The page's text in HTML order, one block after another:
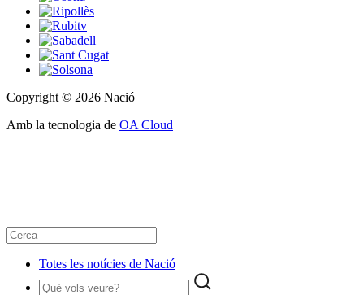
Copyright © 2026 Nació
Amb la tecnologia de OA Cloud
Totes les notícies de Nació